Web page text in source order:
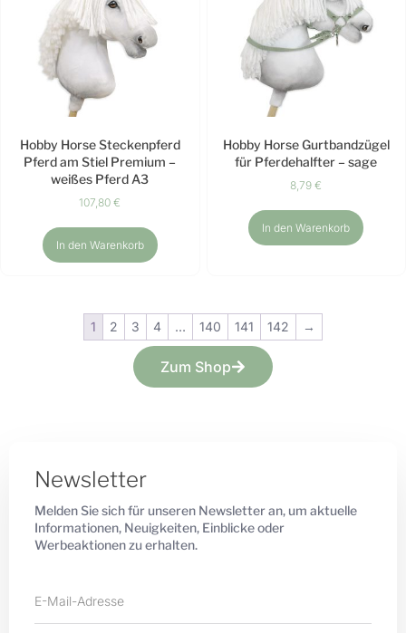
Hobby Horse Steckenpferd
Pferd am Stiel Premium –
weißes Pferd A3
107,80€
In den Warenkorb
Hobby Horse Gurtbandzügel
für Pferdehalfter – sage
8,79€
In den Warenkorb
1 2 3 4 … 140 141 142 →
Zum Shop
Newsletter
Melden Sie sich für unseren Newsletter an, um aktuelle
Informationen, Neuigkeiten, Einblicke oder
Werbeaktionen zu erhalten.